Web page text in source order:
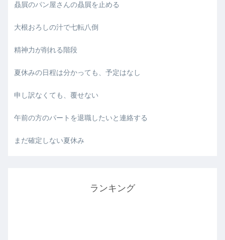
贔屓のパン屋さんの贔屓を止める
大根おろしの汁で七転八倒
精神力が削れる階段
夏休みの日程は分かっても、予定はなし
申し訳なくても、覆せない
午前の方のパートを退職したいと連絡する
まだ確定しない夏休み
ランキング